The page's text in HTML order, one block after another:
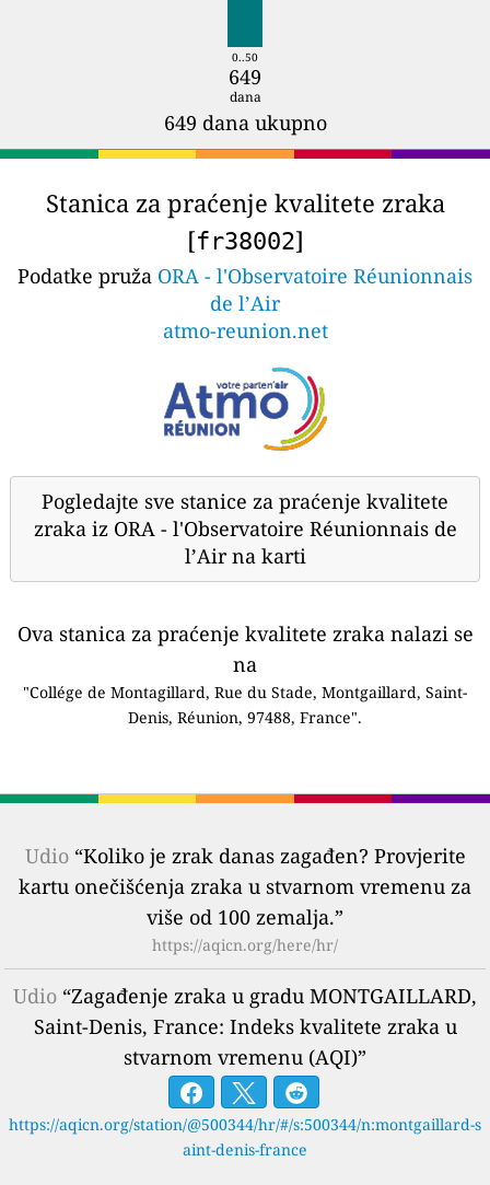
0..50
649
dana
649 dana ukupno
Stanica za praćenje kvalitete zraka
[fr38002]
Podatke pruža ORA - l'Observatoire Réunionnais
de l’Air
atmo-reunion.net
Pogledajte sve stanice za praćenje kvalitete
zraka iz ORA - l'Observatoire Réunionnais de
l’Air na karti
Ova stanica za praćenje kvalitete zraka nalazi se
na
"Collége de Montagillard, Rue du Stade, Montgaillard, Saint-
Denis, Réunion, 97488, France".
Udio“Koliko je zrak danas zagađen? Provjerite
kartu onečišćenja zraka u stvarnom vremenu za
više od 100 zemalja.”
https://aqicn.org/here/hr/
Udio “Zagađenje zraka u gradu MONTGAILLARD,
Saint-Denis, France: Indeks kvalitete zraka u
stvarnom vremenu (AQI)”
https://aqicn.org/station/@500344/hr/#/s:500344/n:montgaillard-s
aint-denis-france